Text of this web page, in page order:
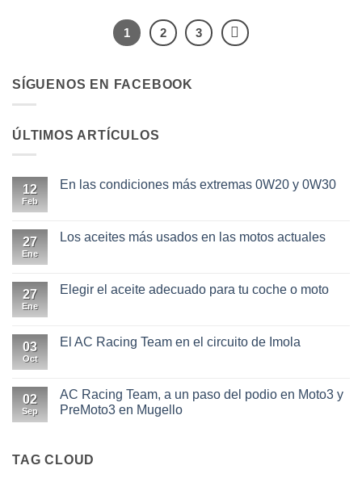
1 2 3
SÍGUENOS EN FACEBOOK
ÚLTIMOS ARTÍCULOS
12
Feb
En las condiciones más extremas 0W20 y 0W30
en
En
extremas
0W20
27
Ene
Los aceites más usados en las motos actuales
en
Los
en
las
27
Ene
Elegir el aceite adecuado para tu coche o moto
en
Elegir
para
tu
coche
03
Oct
El AC Racing Team en el circuito de Imola
en
El
AC
circuito
02
Sep
AC Racing Team, a un paso del podio en Moto3 y
PreMoto3 en Mugello
en
TAG CLOUD